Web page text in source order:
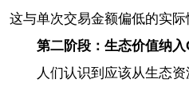
这与单次交易金额偏低的实际
第二阶段：生态价值纳入
人们认识到应该从生态